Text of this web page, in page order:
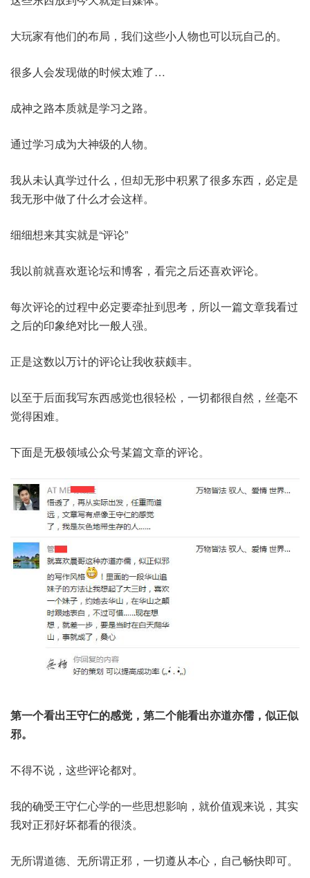
大玩家有他们的布局，我们这些小人物也可以玩自己的。
很多人会发现做的时候太难了…
成神之路本质就是学习之路。
通过学习成为大神级的人物。
我从未认真学过什么，但却无形中积累了很多东西，必定是
我无形中做了什么才会这样。
细细想来其实就是“评论”
我以前就喜欢逛论坛和博客，看完之后还喜欢评论。
每次评论的过程中必定要牵扯到思考，所以一篇文章我看过
之后的印象绝对比一般人强。
正是这数以万计的评论让我收获颇丰。
以至于后面我写东西感觉也很轻松，一切都很自然，丝毫不
觉得困难。
下面是无极领域公众号某篇文章的评论。
第一个看出王守仁的感觉，第二个能看出亦道亦儒，似正似
邪。
不得不说，这些评论都对。
我的确受王守仁心学的一些思想影响，就价值观来说，其实
我对正邪好坏都看的很淡。
无所谓道德、无所谓正邪，一切遵从本心，自己畅快即可。